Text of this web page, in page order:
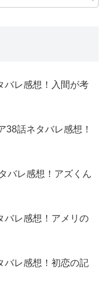
バレ感想！入間が考
38話ネタバレ感想！
バレ感想！アズくん
バレ感想！アメリの
バレ感想！初恋の記